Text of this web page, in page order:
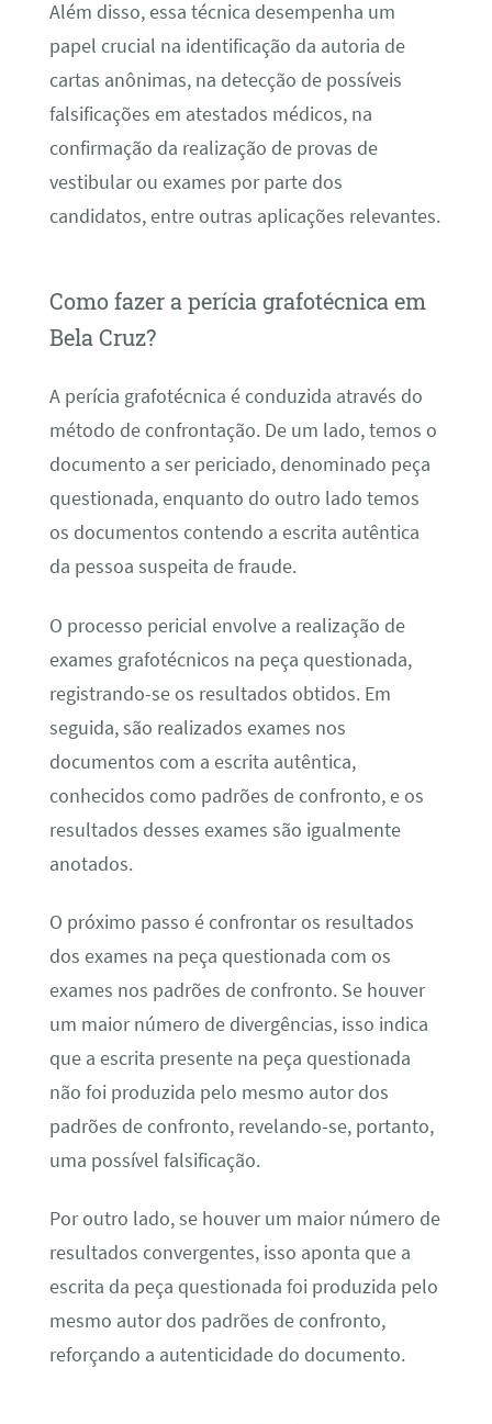
Além disso, essa técnica desempenha um
papel crucial na identificação da autoria de
cartas anônimas, na detecção de possíveis
falsificações em atestados médicos, na
confirmação da realização de provas de
vestibular ou exames por parte dos
candidatos, entre outras aplicações relevantes.
Como fazer a perícia grafotécnica em
Bela Cruz?
A perícia grafotécnica é conduzida através do
método de confrontação. De um lado, temos o
documento a ser periciado, denominado peça
questionada, enquanto do outro lado temos
os documentos contendo a escrita autêntica
da pessoa suspeita de fraude.
O processo pericial envolve a realização de
exames grafotécnicos na peça questionada,
registrando-se os resultados obtidos. Em
seguida, são realizados exames nos
documentos com a escrita autêntica,
conhecidos como padrões de confronto, e os
resultados desses exames são igualmente
anotados.
O próximo passo é confrontar os resultados
dos exames na peça questionada com os
exames nos padrões de confronto. Se houver
um maior número de divergências, isso indica
que a escrita presente na peça questionada
não foi produzida pelo mesmo autor dos
padrões de confronto, revelando-se, portanto,
uma possível falsificação.
Por outro lado, se houver um maior número de
resultados convergentes, isso aponta que a
escrita da peça questionada foi produzida pelo
mesmo autor dos padrões de confronto,
reforçando a autenticidade do documento.